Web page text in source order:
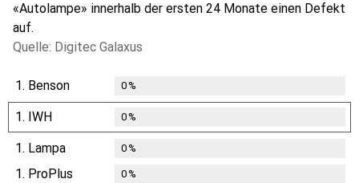
«Autolampe» innerhalb der ersten 24 Monate einen Defekt
auf.
Quelle: Digitec Galaxus
1. Benson 0%
1. IWH 0%
1. Lampa 0%
1. ProPlus 0%